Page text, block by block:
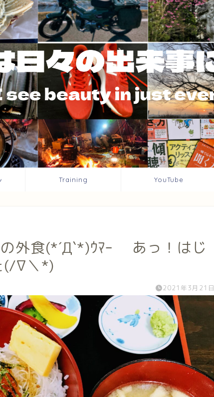
Training YouTube
の外食(*´Д`*)ｳﾏｰ あっ！はじ
(/∇＼*)
2021年3月21日